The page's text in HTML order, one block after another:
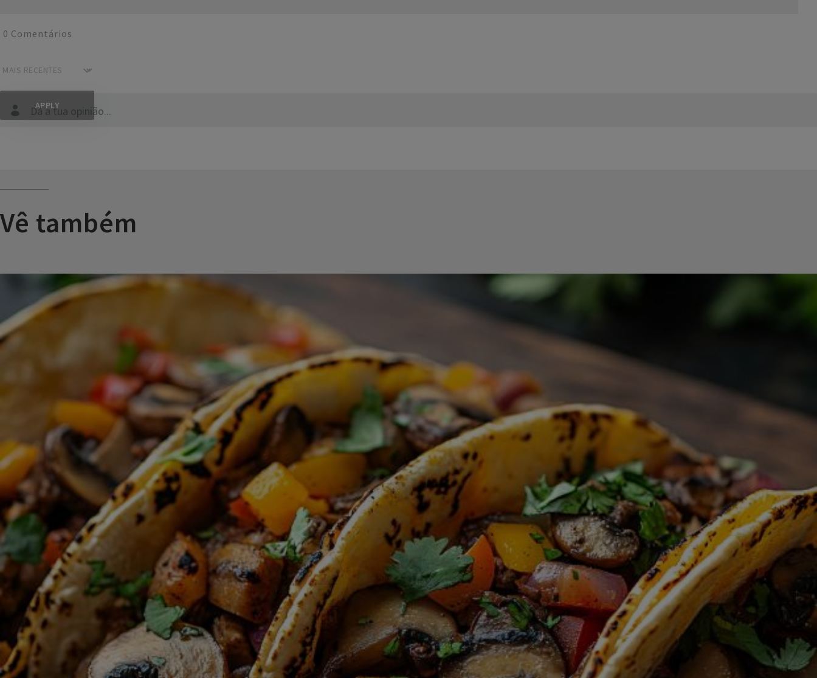
Dá a tua opinião...
0 Comentários
Vê também